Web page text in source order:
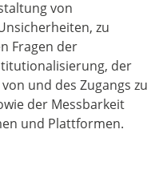
von
zu
Fragen der
der
und des Zugangs zu
der Messbarkeit
und Plattformen.